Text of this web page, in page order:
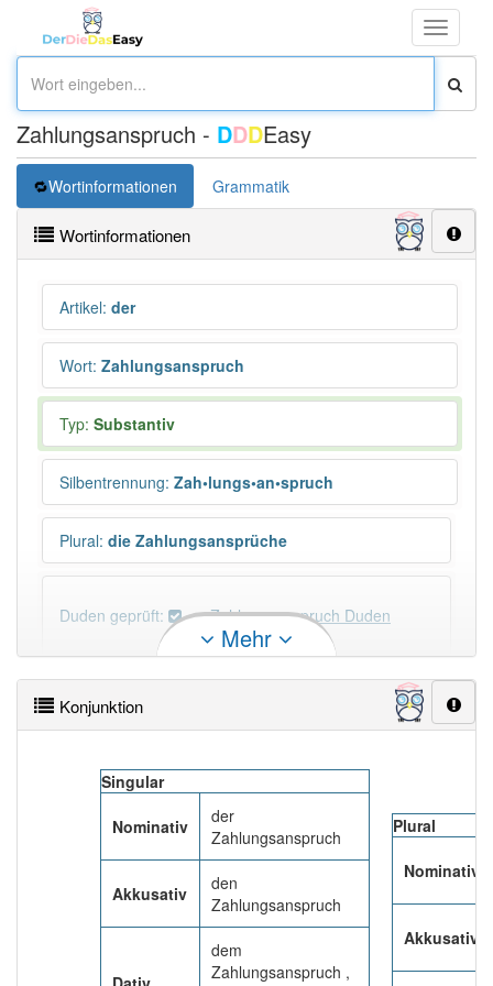
Toggle
Zahlungsanspruch - DDDEasy
Wortinformationen Grammatik
Wortinformationen
Artikel: der
Wort: Zahlungsanspruch
Typ: Substantiv
Silbentrennung: Zah•lungs•an•spruch
Plural: die Zahlungsansprüche
Duden geprüft: Zahlungsanspruch Duden
PowerIndex:3
Häufigkeit: 2 von 10
-zahlungsanspruch
-zahlungsanspruch aber mit
einem anderen Artikelder: 0
Mehr
Konjunktion
Singular
Nominativ
der
Zahlungsanspruch
Akkusativ
den
Zahlungsanspruch
dem
Zahlungsanspruch ,
Plural
Nominativ
Akkusativ